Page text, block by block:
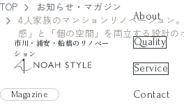
市川・浦安・船橋のリノベー
ション
noah style
About
Quality
Service
Contact
TOP
お知らせ・マガジン
4人家族のマンションリノベーション
感」と「個の空間」を両立する設計の
Magazine